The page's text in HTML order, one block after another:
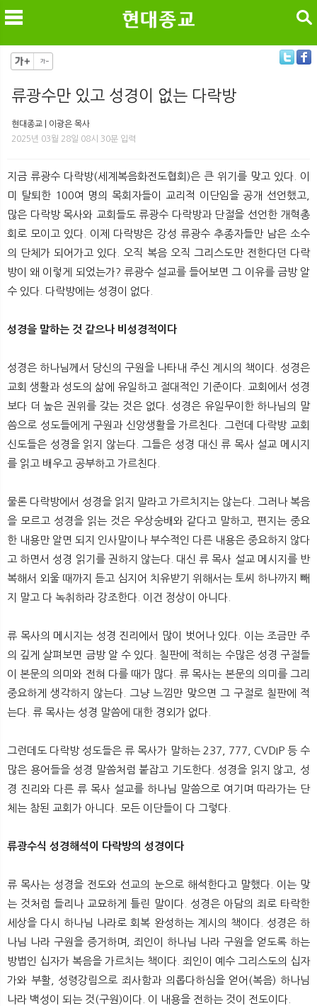
뉴
검색
류광수만 있고 성경이 없는 다락방
현대종교 | 이광은 목사
2025년 03월 28일 08시 30분 입력
지금 류광수 다락방(세계복음화전도협회)은 큰 위기를 맞고 있다. 이
미 탈퇴한 100여 명의 목회자들이 교리적 이단임을 공개 선언했고,
많은 다락방 목사와 교회들도 류광수 다락방과 단절을 선언한 개혁총
회로 모이고 있다. 이제 다락방은 강성 류광수 추종자들만 남은 소수
의 단체가 되어가고 있다. 오직 복음 오직 그리스도만 전한다던 다락
방이 왜 이렇게 되었는가? 류광수 설교를 들어보면 그 이유를 금방 알
수 있다. 다락방에는 성경이 없다.
성경을 말하는 것 같으나 비성경적이다
성경은 하나님께서 당신의 구원을 나타내 주신 계시의 책이다. 성경은
교회 생활과 성도의 삶에 유일하고 절대적인 기준이다. 교회에서 성경
보다 더 높은 권위를 갖는 것은 없다. 성경은 유일무이한 하나님의 말
씀으로 성도들에게 구원과 신앙생활을 가르친다. 그런데 다락방 교회
신도들은 성경을 읽지 않는다. 그들은 성경 대신 류 목사 설교 메시지
를 읽고 배우고 공부하고 가르친다.
물론 다락방에서 성경을 읽지 말라고 가르치지는 않는다. 그러나 복음
을 모르고 성경을 읽는 것은 우상숭배와 같다고 말하고, 편지는 중요
한 내용만 알면 되지 인사말이나 부수적인 다른 내용은 중요하지 않다
고 하면서 성경 읽기를 권하지 않는다. 대신 류 목사 설교 메시지를 반
복해서 외울 때까지 듣고 심지어 치유받기 위해서는 토씨 하나까지 빼
지 말고 다 녹취하라 강조한다. 이건 정상이 아니다.
류 목사의 메시지는 성경 진리에서 많이 벗어나 있다. 이는 조금만 주
의 깊게 살펴보면 금방 알 수 있다. 칠판에 적히는 수많은 성경 구절들
이 본문의 의미와 전혀 다를 때가 많다. 류 목사는 본문의 의미를 그리
중요하게 생각하지 않는다. 그냥 느낌만 맞으면 그 구절로 칠판에 적
는다. 류 목사는 성경 말씀에 대한 경외가 없다.
그런데도 다락방 성도들은 류 목사가 말하는 237, 777, CVDIP 등 수
많은 용어들을 성경 말씀처럼 붙잡고 기도한다. 성경을 읽지 않고, 성
경 진리와 다른 류 목사 설교를 하나님 말씀으로 여기며 따라가는 단
체는 참된 교회가 아니다. 모든 이단들이 다 그렇다.
류광수식 성경해석이 다락방의 성경이다
류 목사는 성경을 전도와 선교의 눈으로 해석한다고 말했다. 이는 맞
는 것처럼 들리나 교묘하게 틀린 말이다. 성경은 아담의 죄로 타락한
세상을 다시 하나님 나라로 회복 완성하는 계시의 책이다. 성경은 하
나님 나라 구원을 증거하며, 죄인이 하나님 나라 구원을 얻도록 하는
방법인 십자가 복음을 가르치는 책이다. 죄인이 예수 그리스도의 십자
가와 부활, 성령강림으로 죄사함과 의롭다하심을 얻어(복음) 하나님
나라 백성이 되는 것(구원)이다. 이 내용을 전하는 것이 전도이다.